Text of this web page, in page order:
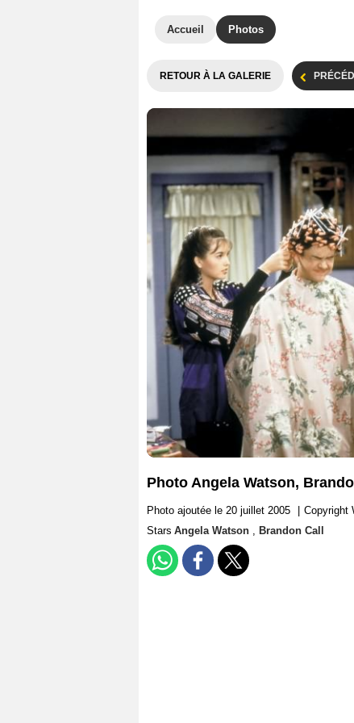
Accueil Photos
RETOUR À LA GALERIE
Photo Angela Watson,
Photo ajoutée le 20 juillet 2005
Copyright
Stars Angela Watson , Brandon Call